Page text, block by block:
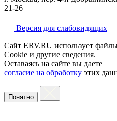
21-26
Версия для слабовидящих
Сайт ERV.RU использует
Cookie и другие сведения.
Оставаясь на сайте вы даете
согласие на обработку этих
Понятно